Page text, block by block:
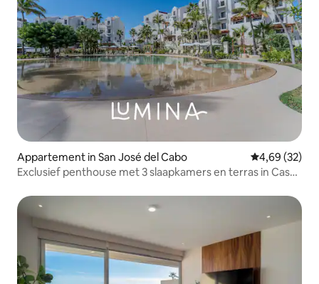
Appartement in San José del Cabo Gemiddelde
4,69 (32)
Exclusief penthouse met 3 slaapkamers en terras in Casa